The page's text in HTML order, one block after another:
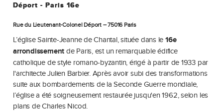
Déport - Paris 16e
Rue du Lieutenant-Colonel Déport – 75016 Paris
L’église Sainte-Jeanne de Chantal, située dans le 16e
arrondissement de Paris, est un remarquable édifice
catholique de style romano-byzantin, érigé à partir de 1933 par
l'architecte Julien Barbier. Après avoir subi des transformations
suite aux bombardements de la Seconde Guerre mondiale,
l’église a été soigneusement restaurée jusqu'en 1962, selon les
plans de Charles Nicod.